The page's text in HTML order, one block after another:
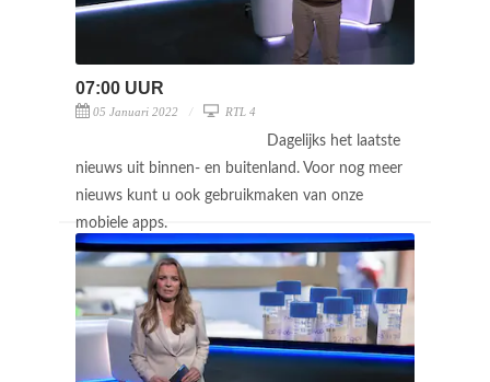
07:00 UUR
05 Januari 2022 RTL 4
Dagelijks het laatste
nieuws uit binnen- en buitenland. Voor nog meer
nieuws kunt u ook gebruikmaken van onze
mobiele apps.